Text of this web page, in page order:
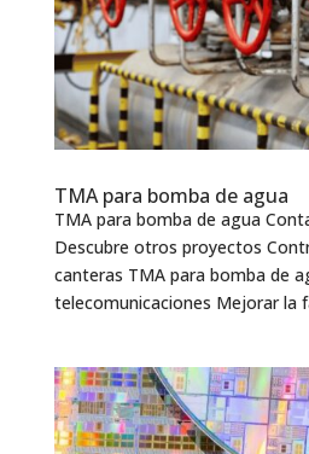
TMA para bomba de agua
TMA para bomba de agua
Descubre otros proyectos
canteras TMA para bomba de
telecomunicaciones Mejorar la